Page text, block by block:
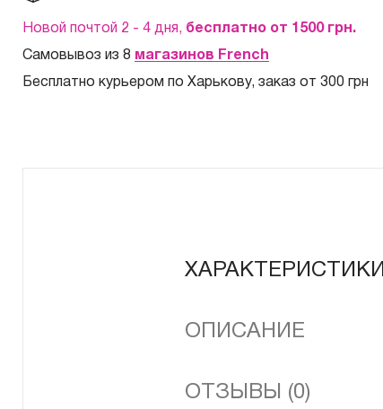
Новой почтой 2 - 4 дня, бесплатно от 1500 грн.
Самовывоз из 8 магазинов French
Бесплатно курьером по Харькову, заказ от 300 грн
ХАРАКТЕРИСТИКИ
ОПИСАНИЕ
ОТЗЫВЫ (0)